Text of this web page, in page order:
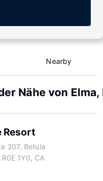
Nearby
Nähe von
Resort
307, Betula
1Y0, CA